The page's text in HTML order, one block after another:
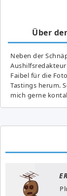
Über
Neben der
Faibel für die
Tastings herum.
mich gerne